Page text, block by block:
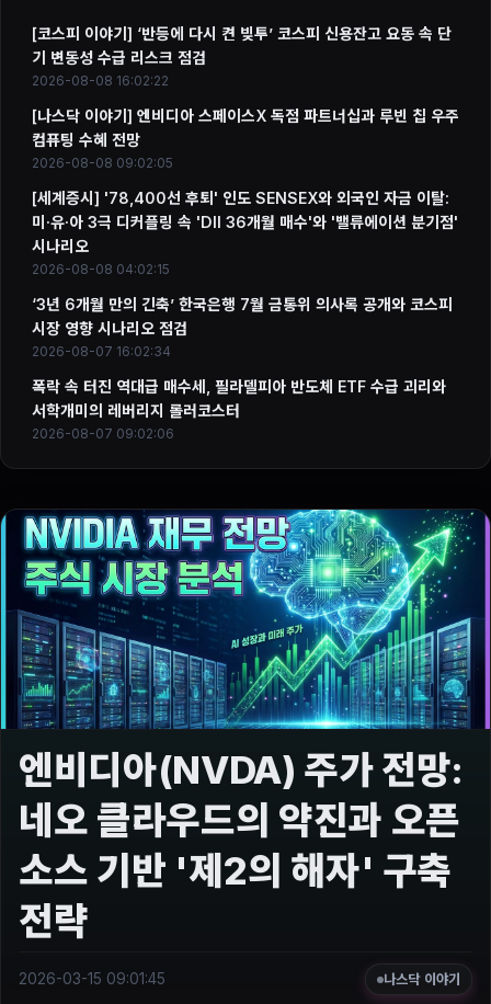
[코스피 이야기] ‘반등에 다시 켠 빚투’ 코스피 신용잔고 요동 속 단
기 변동성 수급 리스크 점검
2026-08-08 16:02:22
[나스닥 이야기] 엔비디아 스페이스X 독점 파트너십과 루빈 칩 우주
컴퓨팅 수혜 전망
2026-08-08 09:02:05
[세계증시] '78,400선 후퇴' 인도 SENSEX와 외국인 자금 이탈:
미·유·아 3극 디커플링 속 'DII 36개월 매수'와 '밸류에이션 분기점'
시나리오
2026-08-08 04:02:15
‘3년 6개월 만의 긴축’ 한국은행 7월 금통위 의사록 공개와 코스피
시장 영향 시나리오 점검
2026-08-07 16:02:34
폭락 속 터진 역대급 매수세, 필라델피아 반도체 ETF 수급 괴리와
서학개미의 레버리지 롤러코스터
2026-08-07 09:02:06
엔비디아(NVDA) 주가 전망:
네오 클라우드의 약진과 오픈
소스 기반 '제2의 해자' 구축
전략
2026-03-15 09:01:45 나스닥 이야기